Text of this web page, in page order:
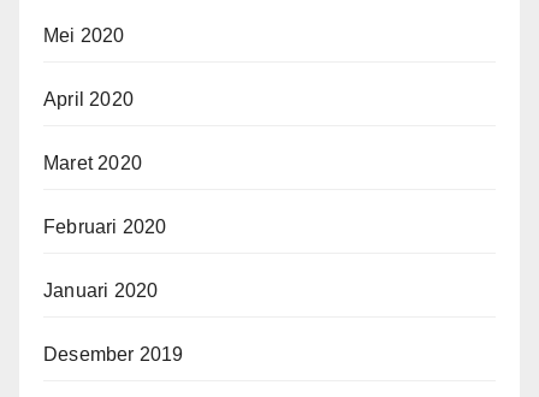
Mei 2020
April 2020
Maret 2020
Februari 2020
Januari 2020
Desember 2019